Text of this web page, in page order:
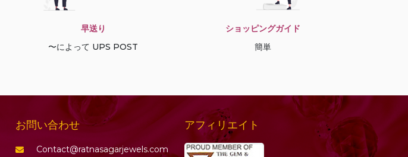
早送り
〜によって UPS POST
ショッピングガイド
簡単
お問い合わせ
Contact@ratnasagarjewels.com
アフィリエイト